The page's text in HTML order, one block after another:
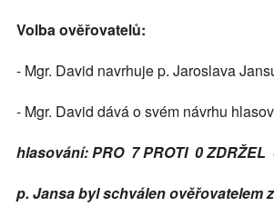
Volba ověřovatelů:
- Mgr. David navrhuje p. Jaroslava
- Mgr. David dává o svém návrhu
hlasování: PRO 7 PROTI 0 ZDRŽEL
p. Jansa byl schválen ověřovatelem